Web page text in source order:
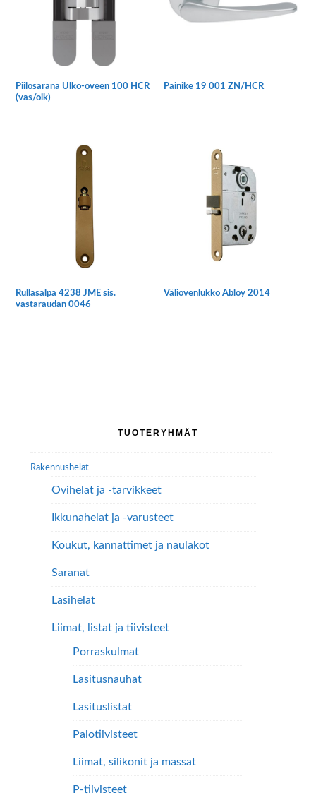
Piilosarana Ulko-oveen 100 HCR
(vas/oik)
Painike 19 001 ZN/HCR
Rullasalpa 4238 JME sis.
vastaraudan 0046
Väliovenlukko Abloy 2014
TUOTERYHMÄT
Rakennushelat
Ovihelat ja -tarvikkeet
Ikkunahelat ja -varusteet
Koukut, kannattimet ja naulakot
Saranat
Lasihelat
Liimat, listat ja tiivisteet
Porraskulmat
Lasitusnauhat
Lasituslistat
Palotiivisteet
Liimat, silikonit ja massat
P-tiivisteet